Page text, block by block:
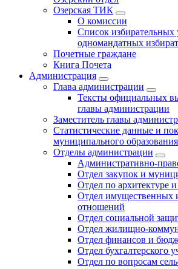
Озерская ТИК
О комиссии
Список избирательных
одномандатных
Почетные граждане
Книга Почета
Администрация
Глава администрации
Тексты официальных
главы администрации
Заместитель главы
Статистические данные и
муниципального образования
Отделы администрации
Административно-
Отдел закупок и
Отдел по архитектуре и
Отдел имущественных
отношений
Отдел социальной
Отдел жилищно-
Отдел финансов и
Отдел бухгалтерского
Отдел по вопросам